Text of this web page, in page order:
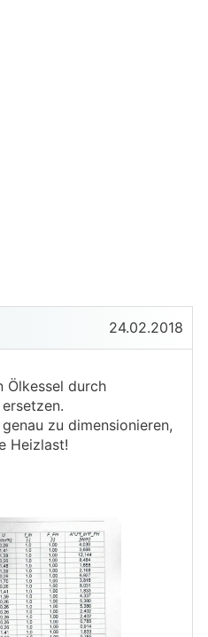
24.02.2018
Ölkessel durch
zu dimensionieren,
Heizlast!